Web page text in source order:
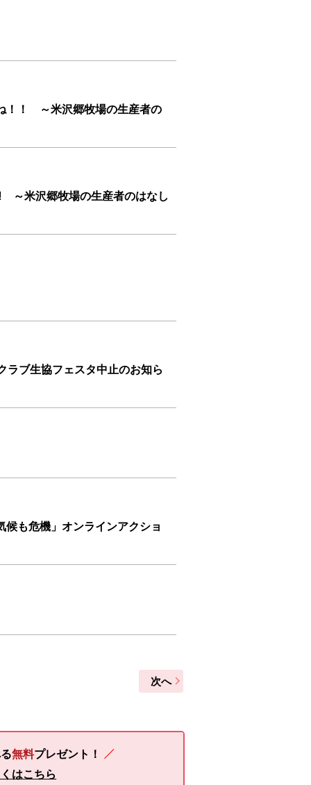
！！ ～米沢郷牧場の生産者の
～米沢郷牧場の生産者のはなし
ブ生協フェスタ中止のお知ら
も危機」オンラインアクショ
次へ
無料プレゼント！
はこちら